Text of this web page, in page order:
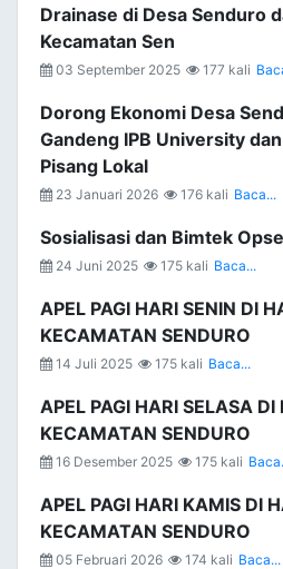
Drainase di Desa Senduro
Kecamatan Sen
03 September 2025 177 kali
Dorong Ekonomi Desa
Gandeng IPB University
Pisang Lokal
23 Januari 2026 176 kali Baca...
Sosialisasi dan Bimtek
24 Juni 2025 175 kali Baca...
APEL PAGI HARI SENIN DI
KECAMATAN SENDURO
14 Juli 2025 175 kali Baca...
APEL PAGI HARI SELASA
KECAMATAN SENDURO
16 Desember 2025 175 kali
APEL PAGI HARI KAMIS DI
KECAMATAN SENDURO
05 Februari 2026 174 kali Baca...